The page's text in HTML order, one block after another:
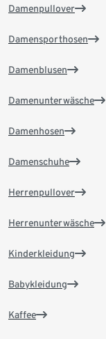
Damenpullover
Damensporthosen
Damenblusen
Damenunterwäsche
Damenhosen
Damenschuhe
Herrenpullover
Herrenunterwäsche
Kinderkleidung
Babykleidung
Kaffee